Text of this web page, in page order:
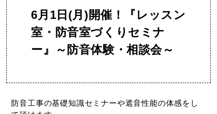
6月1日(月)開催！『レッスン
室・防音室づくりセミナ
ー』～防音体験・相談会～
防音工事の基礎知識セミナーや遮音性能の体感をし